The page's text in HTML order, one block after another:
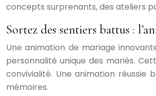
concepts surprenants, des ateliers
Sortez des sentiers battus :
Une animation de mariage
personnalité unique des mariés.
convivialité. Une animation réussie
mémoires.